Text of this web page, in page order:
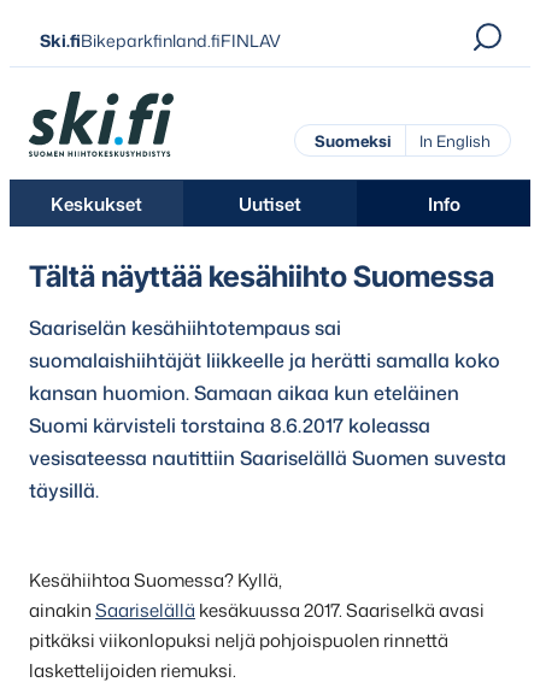
Siirry
suoraan
sisältöön
Ski.fiBikeparkfinland.fiFINLAV
Ski.fi
Suomeksi In English
Keskukset Uutiset Info
Tältä näyttää kesähiihto Suomessa
Saariselän kesähiihtotempaus sai
suomalaishiihtäjät liikkeelle ja herätti samalla koko
kansan huomion. Samaan aikaa kun eteläinen
Suomi kärvisteli torstaina 8.6.2017 koleassa
vesisateessa nautittiin Saariselällä Suomen suvesta
täysillä.
Kesähiihtoa Suomessa? Kyllä,
ainakinSaariselällä kesäkuussa 2017. Saariselkä avasi
pitkäksi viikonlopuksi neljä pohjoispuolen rinnettä
laskettelijoiden riemuksi.